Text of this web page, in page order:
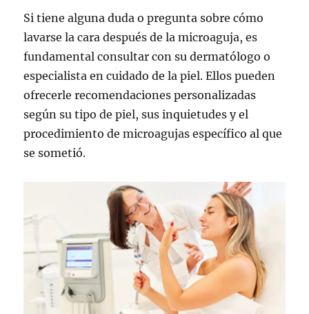
Si tiene alguna duda o pregunta sobre cómo
lavarse la cara después de la microaguja, es
fundamental consultar con su dermatólogo o
especialista en cuidado de la piel. Ellos pueden
ofrecerle recomendaciones personalizadas
según su tipo de piel, sus inquietudes y el
procedimiento de microagujas específico al que
se sometió.